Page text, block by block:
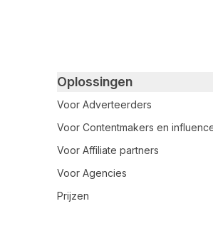
Primary footer navigation
Oplossingen
Voor Adverteerders
Voor Contentmakers en
Voor Affiliate partners
Voor Agencies
Prijzen